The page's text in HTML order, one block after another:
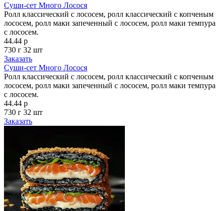
Суши-сет Много Лосося
Ролл классический с лососем, ролл классический с копченым
лососем, ролл маки запеченный с лососем, ролл маки темпура
с лососем.
44.44 р
730 г 32 шт
Заказать
Суши-сет Много Лосося
Ролл классический с лососем, ролл классический с копченым
лососем, ролл маки запеченный с лососем, ролл маки темпура
с лососем.
44.44 р
730 г 32 шт
Заказать